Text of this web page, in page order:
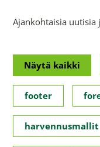
Ajankohtaisia uutisia
Näytä kaikki
footer
harvennusmallit